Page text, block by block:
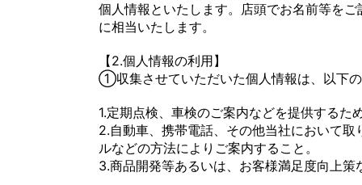
個人情報といたします。店頭でお名前等を
に相当いたします。
【2.個人情報の利用】
①収集させていただいた個人情報は、以下の
1.定期点検、車検のご案内などを提供するた
2.自動車、携帯電話、その他当社において
ルなどの方法によりご案内すること。
3.商品開発等あるいは、お客様満足度向上策